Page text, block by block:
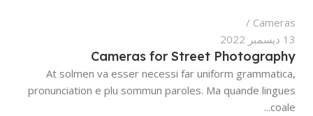
Cameras
13 ديسمبر 2022
Cameras for Street Photography
At solmen va esser necessi far uniform grammatica,
pronunciation e plu sommun paroles. Ma quande lingues
coale...